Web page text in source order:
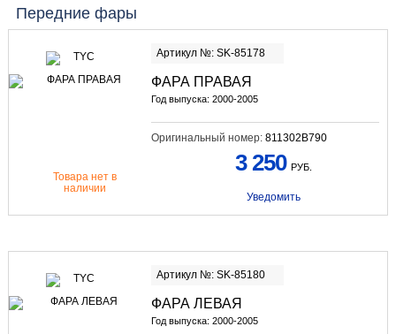
Передние фары
Артикул №: SK-85178
ФАРА ПРАВАЯ
Год выпуска: 2000-2005
Оригинальный номер: 811302B790
Товара нет в
наличии
3 250 РУБ.
Уведомить
Артикул №: SK-85180
ФАРА ЛЕВАЯ
Год выпуска: 2000-2005